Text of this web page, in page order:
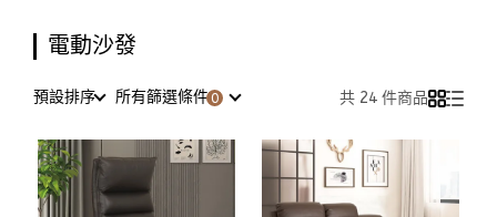
電動沙發
預設排序 所有篩選條件 共 24 件商品